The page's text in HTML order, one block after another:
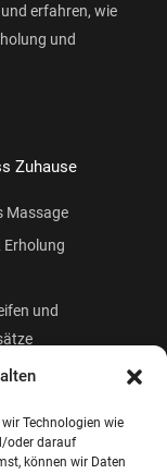
Technologien wie
oder darauf
können wir Daten
erfahren, wie
und
Zuhause
Massage
Erholung
und